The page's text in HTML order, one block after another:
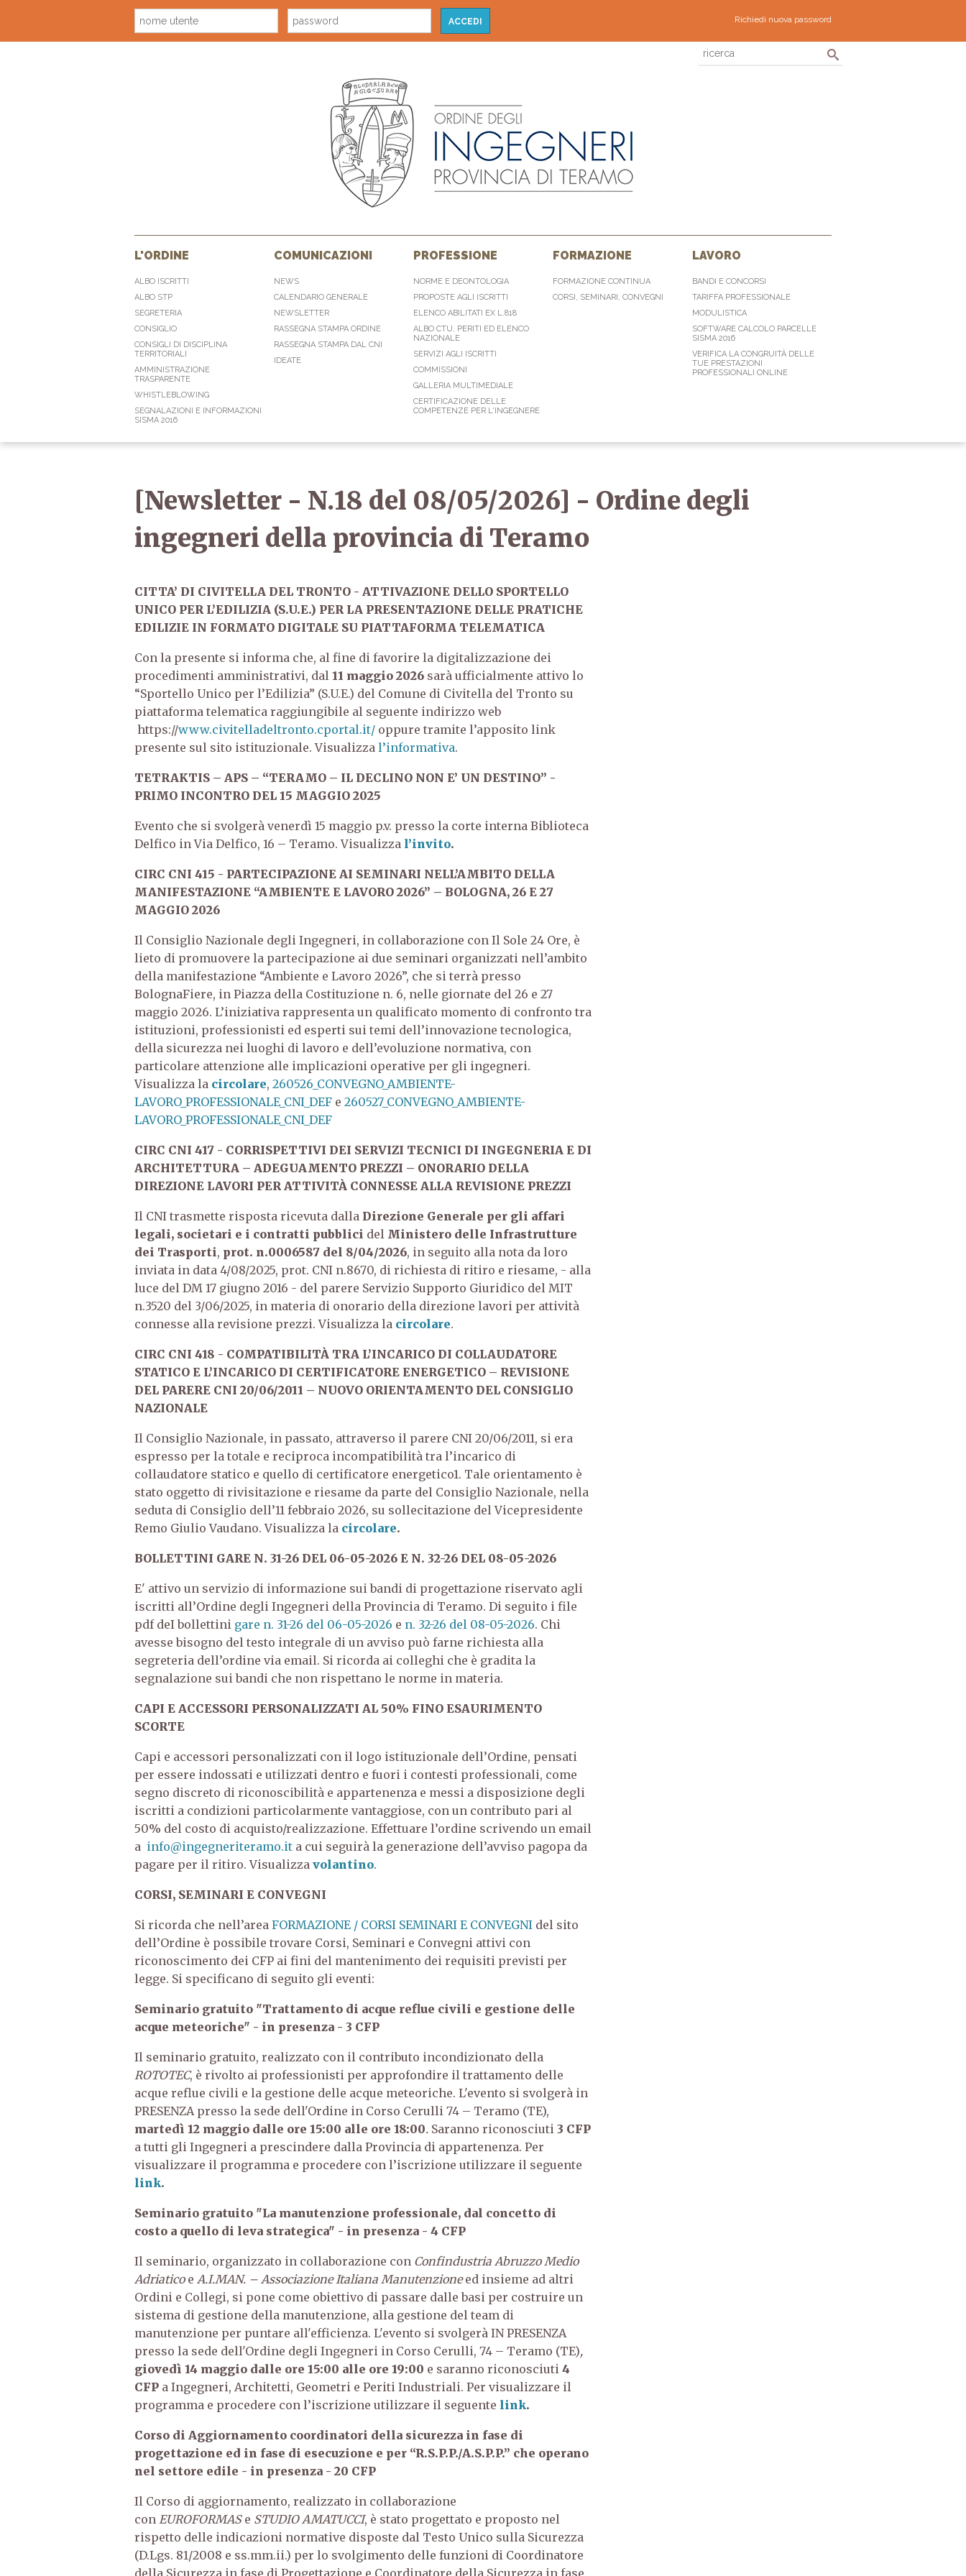
Richiedi nuova password
L'ORDINE
ALBO ISCRITTI
ALBO STP
SEGRETERIA
CONSIGLIO
CONSIGLI DI DISCIPLINA
TERRITORIALI
AMMINISTRAZIONE
TRASPARENTE
WHISTLEBLOWING
SEGNALAZIONI E INFORMAZIONI
SISMA 2016
COMUNICAZIONI
NEWS
CALENDARIO GENERALE
NEWSLETTER
RASSEGNA STAMPA ORDINE
RASSEGNA STAMPA DAL CNI
IDEATE
PROFESSIONE
NORME E DEONTOLOGIA
PROPOSTE AGLI ISCRITTI
ELENCO ABILITATI EX L.818
ALBO CTU, PERITI ED ELENCO
NAZIONALE
SERVIZI AGLI ISCRITTI
COMMISSIONI
GALLERIA MULTIMEDIALE
CERTIFICAZIONE DELLE
COMPETENZE PER L'INGEGNERE
FORMAZIONE
FORMAZIONE CONTINUA
CORSI, SEMINARI, CONVEGNI
LAVORO
BANDI E CONCORSI
TARIFFA PROFESSIONALE
MODULISTICA
SOFTWARE CALCOLO PARCELLE
SISMA 2016
VERIFICA LA CONGRUITÀ DELLE
TUE PRESTAZIONI
PROFESSIONALI ONLINE
[Newsletter - N.18 del 08/05/2026] - Ordine degli
ingegneri della provincia di Teramo
CITTA’ DI CIVITELLA DEL TRONTO - ATTIVAZIONE DELLO SPORTELLO
UNICO PER L’EDILIZIA (S.U.E.) PER LA PRESENTAZIONE DELLE PRATICHE
EDILIZIE IN FORMATO DIGITALE SU PIATTAFORMA TELEMATICA
Con la presente si informa che, al fine di favorire la digitalizzazione dei
procedimenti amministrativi, dal 11 maggio 2026 sarà ufficialmente attivo lo
“Sportello Unico per l’Edilizia” (S.U.E.) del Comune di Civitella del Tronto su
piattaforma telematica raggiungibile al seguente indirizzo web
https://www.civitelladeltronto.cportal.it/ oppure tramite l’apposito link
presente sul sito istituzionale.Visualizza l’informativa.
TETRAKTIS – APS – “TERAMO – IL DECLINO NON E’ UN DESTINO” -
PRIMO INCONTRO DEL 15 MAGGIO 2025
Evento che si svolgerà venerdì 15 maggio p.v. presso la corte interna Biblioteca
Delfico in Via Delfico, 16 – Teramo. Visualizza l’invito.
CIRC CNI 415 - PARTECIPAZIONE AI SEMINARI NELL’AMBITO DELLA
MANIFESTAZIONE “AMBIENTE E LAVORO 2026” – BOLOGNA, 26 E 27
MAGGIO 2026
Il Consiglio Nazionale degli Ingegneri, in collaborazione con Il Sole 24 Ore, è
lieto di promuovere la partecipazione ai due seminari organizzati nell’ambito
della manifestazione “Ambiente e Lavoro 2026”, che si terrà presso
BolognaFiere, in Piazza della Costituzione n. 6, nelle giornate del 26 e 27
maggio 2026. L’iniziativa rappresenta un qualificato momento di confronto tra
istituzioni, professionisti ed esperti sui temi dell’innovazione tecnologica,
della sicurezza nei luoghi di lavoro e dell’evoluzione normativa, con
particolare attenzione alle implicazioni operative per gli ingegneri.
Visualizza la circolare, 260526_CONVEGNO_AMBIENTE-
LAVORO_PROFESSIONALE_CNI_DEF e 260527_CONVEGNO_AMBIENTE-
LAVORO_PROFESSIONALE_CNI_DEF
CIRC CNI 417 - CORRISPETTIVI DEI SERVIZI TECNICI DI INGEGNERIA E DI
ARCHITETTURA – ADEGUAMENTO PREZZI – ONORARIO DELLA
DIREZIONE LAVORI PER ATTIVITÀ CONNESSE ALLA REVISIONE PREZZI
Il CNI trasmette risposta ricevuta dalla Direzione Generale per gli affari
legali, societari e i contratti pubblici del Ministero delle Infrastrutture
dei Trasporti, prot. n.0006587 del 8/04/2026, in seguito alla nota da loro
inviata in data 4/08/2025, prot. CNI n.8670, di richiesta di ritiro e riesame, - alla
luce del DM 17 giugno 2016 - del parere Servizio Supporto Giuridico del MIT
n.3520 del 3/06/2025, in materia di onorario della direzione lavori per attività
connesse alla revisione prezzi. Visualizza la circolare.
CIRC CNI 418 - COMPATIBILITÀ TRA L’INCARICO DI COLLAUDATORE
STATICO E L’INCARICO DI CERTIFICATORE ENERGETICO – REVISIONE
DEL PARERE CNI 20/06/2011 – NUOVO ORIENTAMENTO DEL CONSIGLIO
NAZIONALE
Il Consiglio Nazionale, in passato, attraverso il parere CNI 20/06/2011, si era
espresso per la totale e reciproca incompatibilità tra l’incarico di
collaudatore statico e quello di certificatore energetico1. Tale orientamento è
stato oggetto di rivisitazione e riesame da parte del Consiglio Nazionale, nella
seduta di Consiglio dell’11 febbraio 2026, su sollecitazione del Vicepresidente
Remo Giulio Vaudano. Visualizza la circolare.
BOLLETTINI GARE N. 31-26 DEL 06-05-2026 E N. 32-26 DEL 08-05-2026
E' attivo un servizio di informazione sui bandi di progettazione riservato agli
iscritti all’Ordine degli Ingegneri della Provincia di Teramo. Di seguito i file
pdf deI bollettini gare n. 31-26 del 06-05-2026 e n. 32-26 del 08-05-2026. Chi
avesse bisogno del testo integrale di un avviso può farne richiesta alla
segreteria dell’ordine via email. Si ricorda ai colleghi che è gradita la
segnalazione sui bandi che non rispettano le norme in materia.
CAPI E ACCESSORI PERSONALIZZATI AL 50% FINO ESAURIMENTO
SCORTE
Capi e accessori personalizzati con il logo istituzionale dell’Ordine, pensati
per essere indossati e utilizzati dentro e fuori i contesti professionali, come
segno discreto di riconoscibilità e appartenenza e messi a disposizione degli
iscritti a condizioni particolarmente vantaggiose, con un contributo pari al
50% del costo di acquisto/realizzazione. Effettuare l’ordine scrivendo un email
a info@ingegneriteramo.it a cui seguirà la generazione dell’avviso pagopa da
pagare per il ritiro. Visualizza volantino.
CORSI, SEMINARI E CONVEGNI
Si ricorda che nell’area FORMAZIONE / CORSI SEMINARI E CONVEGNI del sito
dell’Ordine è possibile trovare Corsi, Seminari e Convegni attivi con
riconoscimento dei CFP ai fini del mantenimento dei requisiti previsti per
legge. Si specificano di seguito gli eventi:
Seminario gratuito "Trattamento di acque reflue civili e gestione delle
acque meteoriche" - in presenza - 3 CFP
Il seminario gratuito, realizzato con il contributo incondizionato della
ROTOTEC, è rivolto ai professionisti per approfondire il trattamento delle
acque reflue civili e la gestione delle acque meteoriche. L'evento si svolgerà in
PRESENZA presso la sede dell'Ordine in Corso Cerulli 74 – Teramo (TE),
martedì 12 maggio dalle ore 15:00 alle ore 18:00. Saranno riconosciuti 3 CFP
a tutti gli Ingegneri a prescindere dalla Provincia di appartenenza. Per
visualizzare il programma e procedere con l’iscrizione utilizzare il seguente
link.
Seminario gratuito "La manutenzione professionale, dal concetto di
costo a quello di leva strategica" - in presenza - 4 CFP
Il seminario, organizzato in collaborazione con Confindustria Abruzzo Medio
Adriatico e A.I.MAN. – Associazione Italiana Manutenzioneed insieme ad altri
Ordini e Collegi, si pone come obiettivo di passare dalle basi per costruire un
sistema di gestione della manutenzione, alla gestione del team di
manutenzione per puntare all'efficienza. L'evento si svolgerà IN PRESENZA
presso la sede dell'Ordine degli Ingegneri in Corso Cerulli, 74 – Teramo (TE),
giovedì 14 maggio dalle ore 15:00 alle ore 19:00 e saranno riconosciuti 4
CFP a Ingegneri, Architetti, Geometri e Periti Industriali. Per visualizzare il
programma e procedere con l’iscrizione utilizzare il seguente link.
Corso di Aggiornamento coordinatori della sicurezza in fase di
progettazione ed in fase di esecuzione e per “R.S.P.P./A.S.P.P.” che operano
nel settore edile - in presenza - 20 CFP
Il Corso di aggiornamento, realizzato in collaborazione
con EUROFORMAS e STUDIO AMATUCCI, è stato progettato e proposto nel
rispetto delle indicazioni normative disposte dal Testo Unico sulla Sicurezza
(D.Lgs. 81/2008 e ss.mm.ii.) per lo svolgimento delle funzioni di Coordinatore